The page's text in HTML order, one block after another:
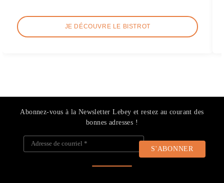
JE DÉCOUVRE LE BISTROT
Abonnez-vous à la Newsletter Lebey et restez au courant des
bonnes adresses !
Adresse de courriel